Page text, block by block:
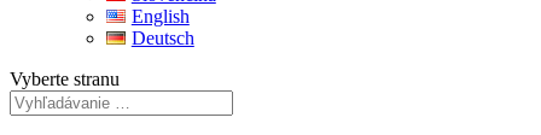
English
Deutsch
Vyberte stranu